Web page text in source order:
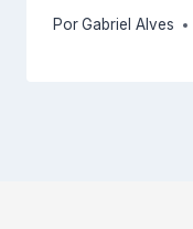
PorGabriel Alves